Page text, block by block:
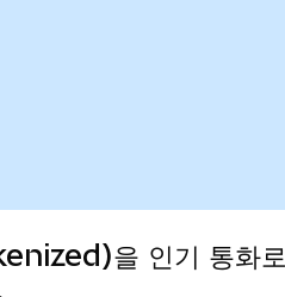
을 인기 통화로